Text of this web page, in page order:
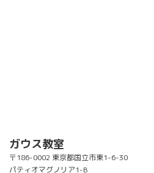
ガウス教室
〒186-0002 東京都国立市東1-6-30
パティオマグノリア1-B